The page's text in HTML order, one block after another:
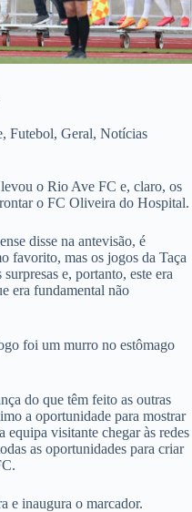
, Futebol, Geral, Notícias
o Rio Ave FC e, claro, os
o FC Oliveira do Hospital.
disse na antevisão, é
favorito, mas os jogos da Taça
e, portanto, este era
era fundamental não
foi um murro no estômago
do que têm feito as outras
a oportunidade para mostrar
equipa visitante chegar às redes
as oportunidades para criar
e inaugura o marcador.